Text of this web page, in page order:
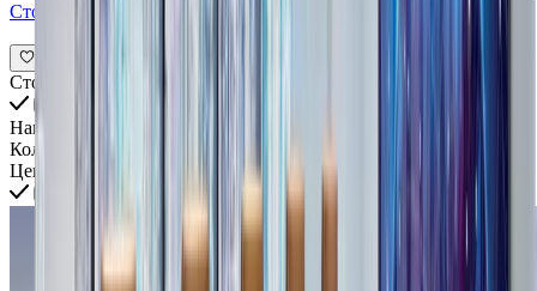
Стол для офиса Lusoriana
Стоимость всех товаров интерьера
Наименование
Количество
Цена